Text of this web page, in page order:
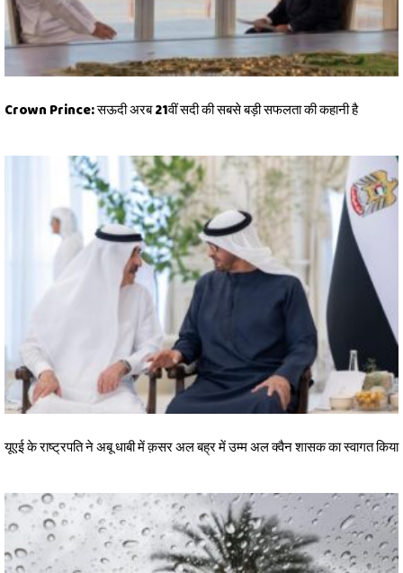
Crown Prince: सऊदी अरब 21वीं सदी की सबसे बड़ी सफलता की कहानी है
यूएई के राष्ट्रपति ने अबू धाबी में क़सर अल बह्र में उम्म अल क्वैन शासक का स्वागत किया